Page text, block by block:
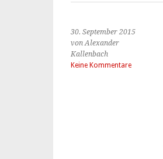
30. September 2015
von Alexander
Kallenbach
Keine Kommentare